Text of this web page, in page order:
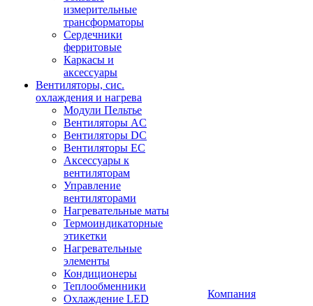
измерительные
трансформаторы
Сердечники
ферритовые
Каркасы и
аксессуары
Вентиляторы, сис.
охлаждения и нагрева
Модули Пельтье
Вентиляторы AC
Вентиляторы DC
Вентиляторы EC
Аксессуары к
вентиляторам
Управление
вентиляторами
Нагревательные маты
Термоиндикаторные
этикетки
Нагревательные
элементы
Кондиционеры
Теплообменники
Охлаждение LED
Компания